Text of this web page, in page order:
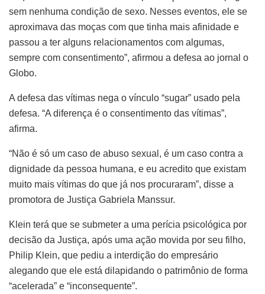
sem nenhuma condição de sexo. Nesses eventos, ele se
aproximava das moças com que tinha mais afinidade e
passou a ter alguns relacionamentos com algumas,
sempre com consentimento”, afirmou a defesa ao jornal o
Globo.
A defesa das vítimas nega o vínculo “sugar” usado pela
defesa. “A diferença é o consentimento das vítimas”,
afirma.
“Não é só um caso de abuso sexual, é um caso contra a
dignidade da pessoa humana, e eu acredito que existam
muito mais vítimas do que já nos procuraram”, disse a
promotora de Justiça Gabriela Manssur.
Klein terá que se submeter a uma perícia psicológica por
decisão da Justiça, após uma ação movida por seu filho,
Philip Klein, que pediu a interdição do empresário
alegando que ele está dilapidando o patrimônio de forma
“acelerada” e “inconsequente”.